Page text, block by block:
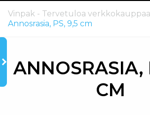
Vinpak - Tervetuloa
Annosrasia, PS, 9,5 cm
ANNOSRASIA,
CM